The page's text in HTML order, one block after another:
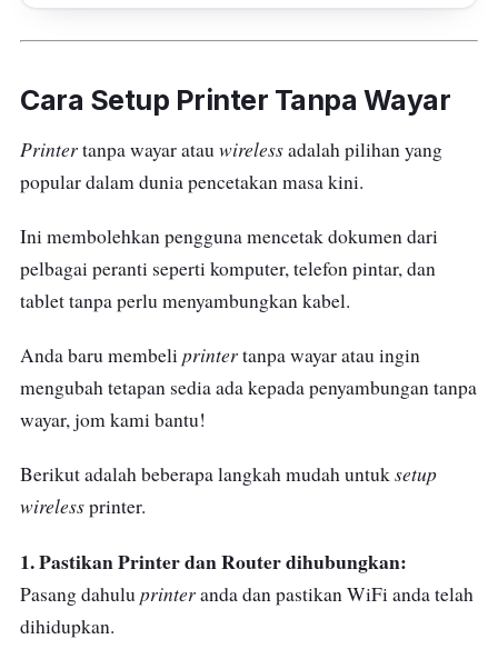
untuk sebarang pencetakan dari peranti
mudah alih anda.
Kitaran tugas bagiprinterini adalah sehingga
500 halaman sebulan, jadi mampu
menyokong keperluan pencetakan yang
sederhana.
Selain itu, juga turut dilengkapi dengan
pengesan kertas automatik dan fungsi cetak
dwibalik manual.
Paparan CGD 2.65" dengan sentuhan IR
menjadikan navigasi dan operasi lebih mesra
Cara Setup Printer Tanpa Wayar
Printertanpa wayar atauwirelessadalah pilihan yang
popular dalam dunia pencetakan masa kini.
Ini membolehkan pengguna mencetak dokumen dari
pelbagai peranti seperti komputer, telefon pintar, dan
tablet tanpa perlu menyambungkan kabel.
Anda baru membeliprintertanpa wayar atau ingin
mengubah tetapan sedia ada kepada penyambungan tanpa
wayar, jom kami bantu!
Berikut adalah beberapa langkah mudah untuksetup
wirelessprinter.
1. Pastikan Printer dan Router dihubungkan:
Pasang dahulu printeranda dan pastikan WiFi anda telah
dihidupkan.